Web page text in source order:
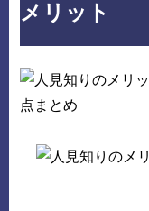
メリット